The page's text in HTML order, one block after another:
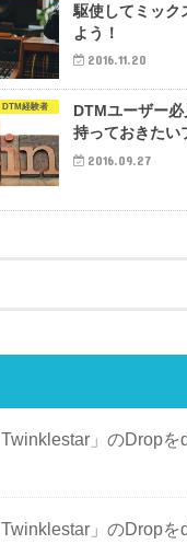
駆使してミック
よう！
2016.11.20
DTM経験者
DTMユーザー
持っておきたい
2016.09.27
」のDropを
」のDropを